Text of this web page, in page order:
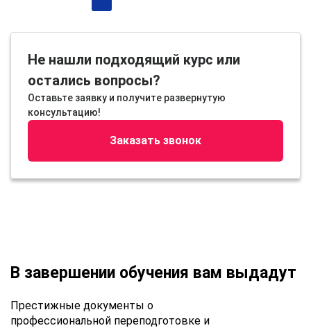
Не нашли подходящий курс или
остались вопросы?
Оставьте заявку и получите развернутую
консультацию!
Заказать звонок
В завершении обучения вам выдадут
Престижные документы о
профессиональной переподготовке и